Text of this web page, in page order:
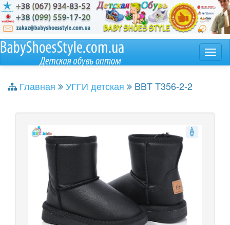
Главная УГГИ детская BBT T356-2-2